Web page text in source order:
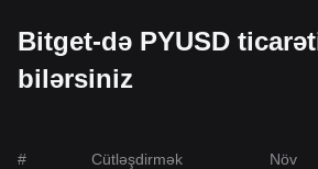
Bitget-də PYUSD
bilərsiniz
# Cütləşdirmək Növ